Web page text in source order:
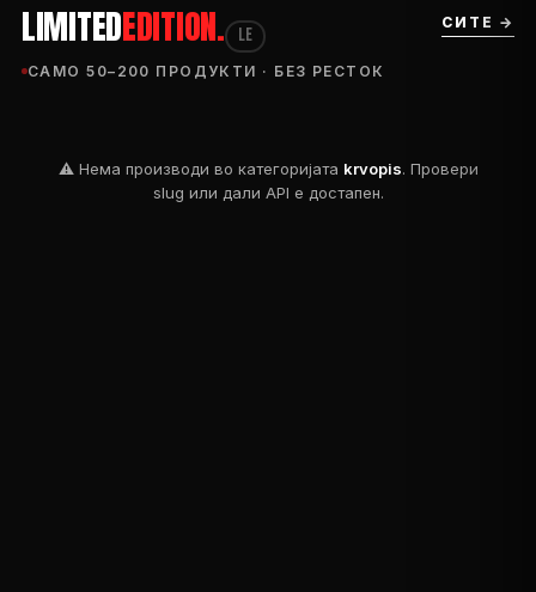
LIMITEDEDITION. LE
САМО 50–200 ПРОДУКТИ · БЕЗ РЕСТОК
СИТЕ →
⚠ Нема производи во категоријата krvopis. Провери
slug или дали API e достапен.